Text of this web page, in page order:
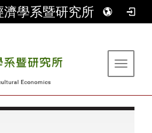
濟學系暨研究所
Toggle